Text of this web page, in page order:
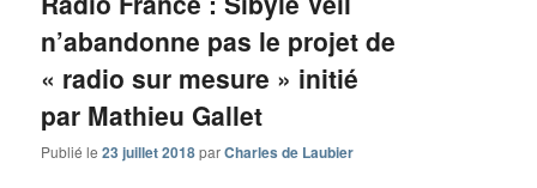
n’abandonne pas le projet de
« radio sur mesure » initié
par Mathieu Gallet
Publié le23 juillet 2018parCharles de Laubier